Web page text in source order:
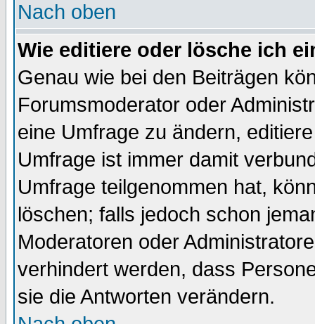
Nach oben
Wie editiere oder lösche ich
Genau wie bei den Beiträgen
Forumsmoderator oder
eine Umfrage zu ändern,
Umfrage ist immer damit
Umfrage teilgenommen hat,
löschen; falls jedoch schon
Moderatoren oder
verhindert werden, dass
sie die Antworten verändern.